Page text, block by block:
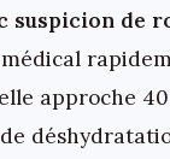
suspicion de
approche 40